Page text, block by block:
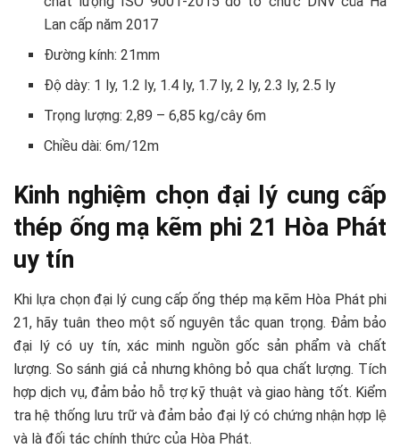
Lan cấp năm 2017
Đường kính: 21mm
Độ dày: 1 ly, 1.2 ly, 1.4 ly, 1.7 ly, 2 ly, 2.3 ly, 2.5 ly
Trọng lượng: 2,89 – 6,85 kg/cây 6m
Chiều dài: 6m/12m
Kinh nghiệm chọn đại lý cung cấp
thép ống mạ kẽm phi 21 Hòa Phát
uy tín
Khi lựa chọn đại lý cung cấp ống thép mạ kẽm Hòa Phát phi
21, hãy tuân theo một số nguyên tắc quan trọng. Đảm bảo
đại lý có uy tín, xác minh nguồn gốc sản phẩm và chất
lượng. So sánh giá cả nhưng không bỏ qua chất lượng. Tích
hợp dịch vụ, đảm bảo hỗ trợ kỹ thuật và giao hàng tốt. Kiểm
tra hệ thống lưu trữ và đảm bảo đại lý có chứng nhận hợp lệ
và là đối tác chính thức của Hòa Phát.